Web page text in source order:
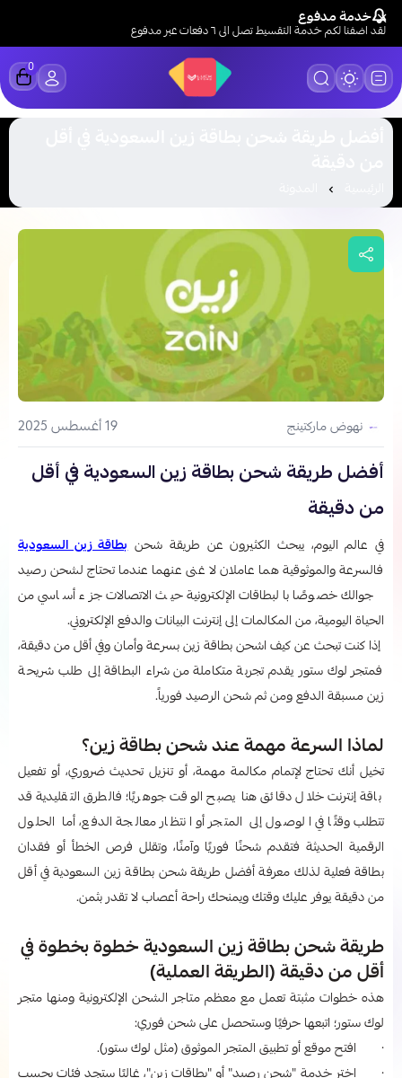
خدمة مدفوع
لقد اضفنا لكم خدمة التقسيط تصل الى ٦ دفعات عبر مدفوع
LUCK STORE
0
نهوض ماركتينج 19 أغسطس 2025
أفضل طريقة شحن بطاقة زين السعودية في أقل
من دقيقة
في عالم اليوم، يبحث الكثيرون عن طريقة شحنبطاقة زين السعودية
فالسرعة والموثوقية هما عاملان لا غنى عنهما عندما تحتاج لشحن رصيد
جوالك خصوصًا بالبطاقات الإلكترونية حيث الاتصالات جزء أساسي من
الحياة اليومية، من المكالمات إلى إنترنت البيانات والدفع الإلكتروني.
إذا كنت تبحث عن كيف اشحن بطاقة زين بسرعة وأمان وفي أقل من دقيقة،
فمتجر لوك ستور يقدم تجربة متكاملة من شراء البطاقة إلى طلب شريحة
زين مسبقة الدفع ومن ثم شحن الرصيد فورياً.
لماذا السرعة مهمة عند شحن بطاقة زين؟
تخيل أنك تحتاج لإتمام مكالمة مهمة، أو تنزيل تحديث ضروري، أو تفعيل
باقة إنترنت خلال دقائق هنا يصبح الوقت جوهريًا؛ فالطرق التقليدية قد
تتطلب وقتًا في الوصول إلى المتجر أو انتظار معالجة الدفع، أما الحلول
الرقمية الحديثة فتقدم شحنًا فوريًا وآمنًا، وتقلل فرص الخطأ أو فقدان
بطاقة فعلية لذلك معرفة أفضل طريقة شحن بطاقة زين السعودية في أقل
من دقيقة يوفر عليك وقتك ويمنحك راحة أعصاب لا تقدر بثمن.
طريقة شحن بطاقة زين السعودية خطوة بخطوة في
أقل من دقيقة (الطريقة العملية)
هذه خطوات مثبتة تعمل مع معظم متاجر الشحن الإلكترونية ومنها متجر
لوك ستور؛ اتبعها حرفيًا وستحصل على شحن فوري:
· افتح موقع أو تطبيق المتجر الموثوق (مثل لوك ستور).